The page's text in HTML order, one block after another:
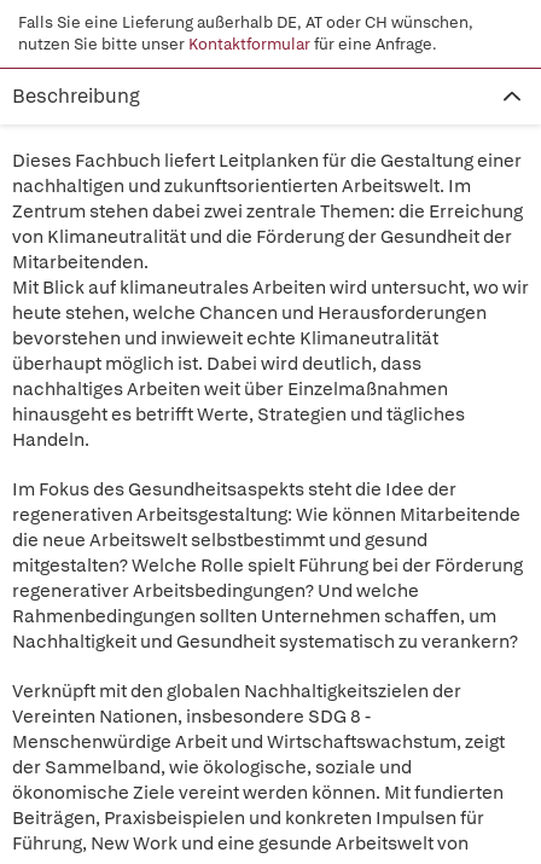
Falls Sie eine Lieferung außerhalb DE, AT oder CH wünschen,
nutzen Sie bitte unser Kontaktformularfür eine Anfrage.
Beschreibung
Dieses Fachbuch liefert Leitplanken für die Gestaltung einer
nachhaltigen und zukunftsorientierten Arbeitswelt. Im
Zentrum stehen dabei zwei zentrale Themen: die Erreichung
von Klimaneutralität und die Förderung der Gesundheit der
Mitarbeitenden.
Mit Blick auf klimaneutrales Arbeiten wird untersucht, wo wir
heute stehen, welche Chancen und Herausforderungen
bevorstehen und inwieweit echte Klimaneutralität
überhaupt möglich ist. Dabei wird deutlich, dass
nachhaltiges Arbeiten weit über Einzelmaßnahmen
hinausgeht es betrifft Werte, Strategien und tägliches
Handeln.
Im Fokus des Gesundheitsaspekts steht die Idee der
regenerativen Arbeitsgestaltung: Wie können Mitarbeitende
die neue Arbeitswelt selbstbestimmt und gesund
mitgestalten? Welche Rolle spielt Führung bei der Förderung
regenerativer Arbeitsbedingungen? Und welche
Rahmenbedingungen sollten Unternehmen schaffen, um
Nachhaltigkeit und Gesundheit systematisch zu verankern?
Verknüpft mit den globalen Nachhaltigkeitszielen der
Vereinten Nationen, insbesondere SDG 8 -
Menschenwürdige Arbeit und Wirtschaftswachstum, zeigt
der Sammelband, wie ökologische, soziale und
ökonomische Ziele vereint werden können. Mit fundierten
Beiträgen, Praxisbeispielen und konkreten Impulsen für
Führung, New Work und eine gesunde Arbeitswelt von